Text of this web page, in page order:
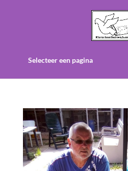
Selecteer een pagina